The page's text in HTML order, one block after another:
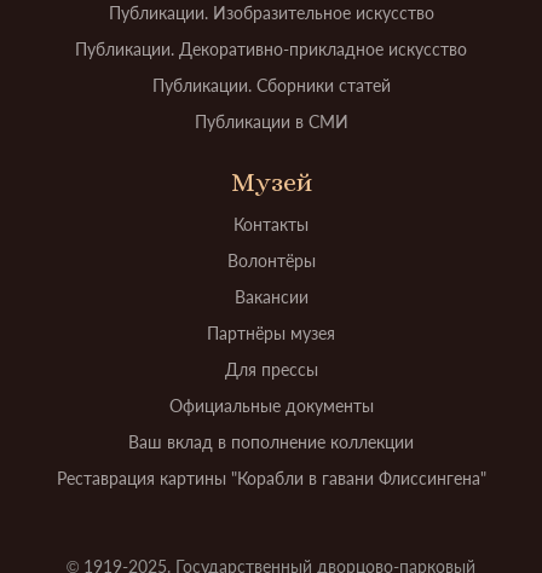
Публикации. Изобразительное искусство
Публикации. Декоративно-прикладное искусство
Публикации. Сборники статей
Публикации в СМИ
Музей
Контакты
Волонтёры
Вакансии
Партнёры музея
Для прессы
Официальные документы
Ваш вклад в пополнение коллекции
Реставрация картины "Корабли в гавани Флиссингена"
© 1919-2025. Государственный дворцово-парковый